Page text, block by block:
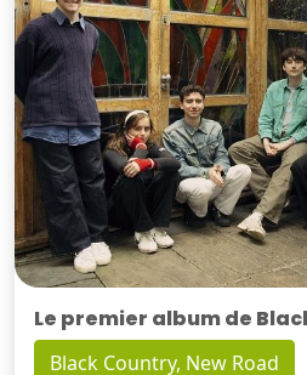
Le premier album de
Black Country, New Road